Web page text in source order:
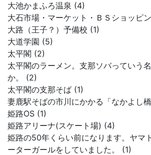
大池かまふろ温泉 (4)
大石市場・マーケット・ＢＳショッピ
大路（王子？）予備校 (1)
大道学園 (5)
太平閣 (2)
太平閣のラーメン。支那ソバっていう
か。 (2)
太平閣の支那そば (1)
妻鹿駅そばの市川にかかる「なかよし
姫路OS (1)
姫路アリーナ(スケート場) (4)
姫路の50年くらい前になります。ヤマ
ーターガールをしていました。 (1)